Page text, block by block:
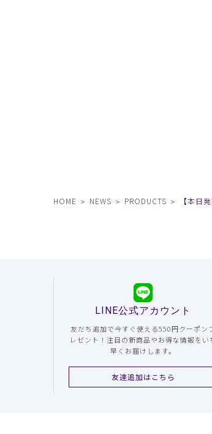
HOME NEWS PRODUCTS 【本日
LINE公式アカウント
友だち追加で今すぐ使える550円クーポン
レゼント！注目の新商品やお得な情報をい
早くお届けします。
友達追加はこちら